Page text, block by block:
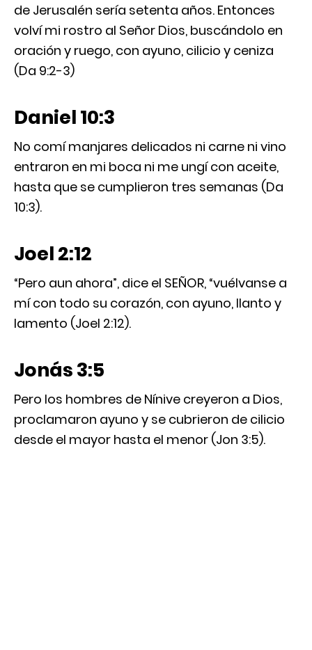
de Jerusalén sería setenta años. Entonces
volví mi rostro al Señor Dios, buscándolo en
oración y ruego, con ayuno, cilicio y ceniza
(Da 9:2-3)
Daniel 10:3
No comí manjares delicados ni carne ni vino
entraron en mi boca ni me ungí con aceite,
hasta que se cumplieron tres semanas (Da
10:3).
Joel 2:12
“Pero aun ahora”, dice el SEÑOR, “vuélvanse a
mí con todo su corazón, con ayuno, llanto y
lamento (Joel 2:12).
Jonás 3:5
Pero los hombres de Nínive creyeron a Dios,
proclamaron ayuno y se cubrieron de cilicio
desde el mayor hasta el menor (Jon 3:5).